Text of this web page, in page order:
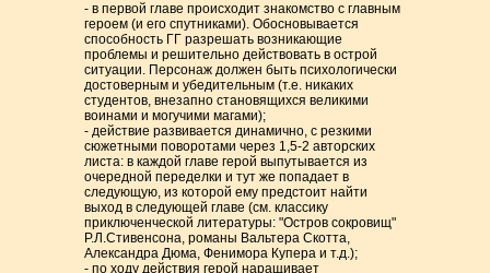
- в первой главе происходит знакомство с главным
героем (и его спутниками). Обосновывается
способность ГГ разрешать возникающие
проблемы и решительно действовать в острой
ситуации. Персонаж должен быть психологически
достоверным и убедительным (т.е. никаких
студентов, внезапно становящихся великими
воинами и могучими магами);
- действие развивается динамично, с резкими
сюжетными поворотами через 1,5-2 авторских
листа: в каждой главе герой выпутывается из
очередной переделки и тут же попадает в
следующую, из которой ему предстоит найти
выход в следующей главе (см. классику
приключенческой литературы: "Остров сокровищ"
Р.Л.Стивенсона, романы Вальтера Скотта,
Александра Дюма, Фенимора Купера и т.д.);
- по ходу действия герой наращивает